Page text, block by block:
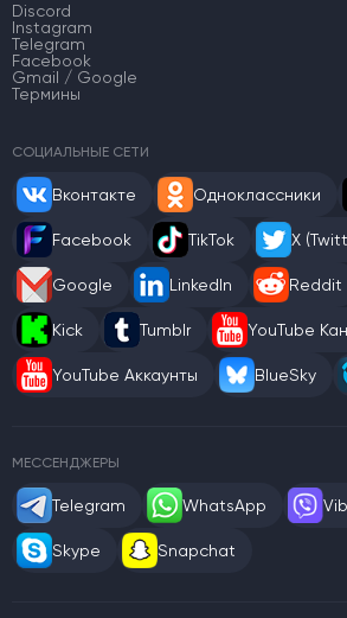
Discord
Instagram
Telegram
Facebook
Gmail / Google
Термины
СОЦИАЛЬНЫЕ СЕТИ
Вконтакте Одноклассники
Facebook TikTok X
Google LinkedIn Reddit
Kick Tumblr YouTube
YouTube Аккаунты BlueSky
МЕССЕНДЖЕРЫ
Telegram WhatsApp
Skype Snapchat